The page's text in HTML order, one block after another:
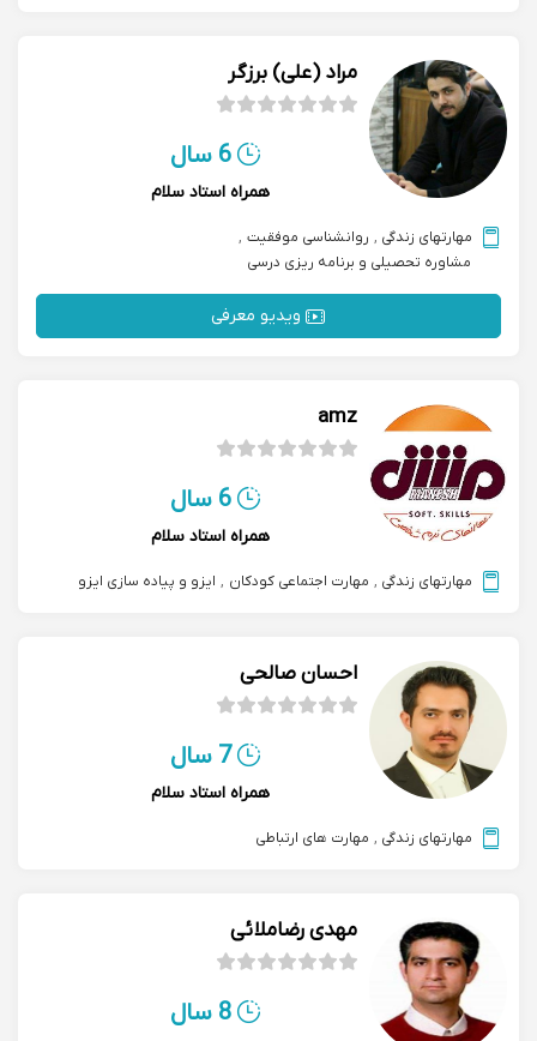
مراد (علی) برزگر
6 سال
همراه استاد سلام
مهارتهای زندگی , روانشناسی موفقیت ,
مشاوره تحصیلی و برنامه ریزی درسی
ویدیو معرفی
amz
6 سال
همراه استاد سلام
مهارتهای زندگی , مهارت اجتماعی کودکان , ایزو و پیاده سازی ایزو
احسان صالحی
7 سال
همراه استاد سلام
مهارتهای زندگی , مهارت های ارتباطی
مهدی رضاملائی
8 سال